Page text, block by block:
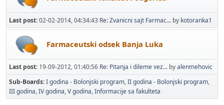
Last post:02-02-2014, 04:34:43 Re: Zvanicni sajt Farmac... by kotoranka1
Farmaceutski odsek Banja Luka
Last post: 19-09-2012, 01:40:56 Re: Pitanja i dileme vez... byalenmehovic
Sub-Boards I godina - Bolonjski program II godina - Bolonjski program
III godina IV godina V godina Informacije sa fakulteta